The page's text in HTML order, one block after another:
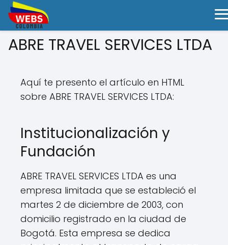
ABRE TRAVEL SERVICES LTDA
Aquí te presento el artículo en HTML
sobre ABRE TRAVEL SERVICES LTDA:
Institucionalización y
Fundación
ABRE TRAVEL SERVICES LTDA es una
empresa limitada que se estableció el
martes 2 de diciembre de 2003, con
domicilio registrado en la ciudad de
Bogotá. Esta empresa se dedica